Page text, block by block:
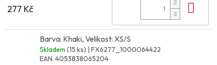
277 Kč
Barva: Khaki, Velikost: XS/S
Skladem (15 ks) | FX6277_1000064422
EAN: 4053838065204